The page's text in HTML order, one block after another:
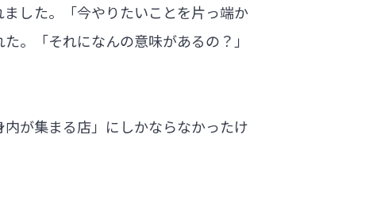
した。「今やりたいことを片っ端か
。「それになんの意味があるの？」
が集まる店」にしかならなかったけ